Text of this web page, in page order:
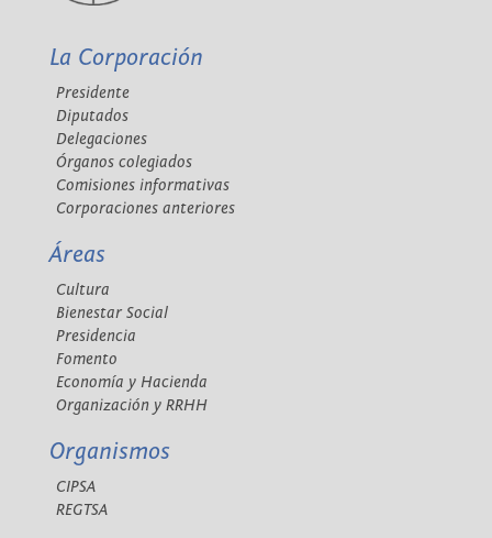
La Corporación
Presidente
Diputados
Delegaciones
Órganos colegiados
Comisiones informativas
Corporaciones anteriores
Áreas
Cultura
Bienestar Social
Presidencia
Fomento
Economía y Hacienda
Organización y RRHH
Organismos
CIPSA
REGTSA